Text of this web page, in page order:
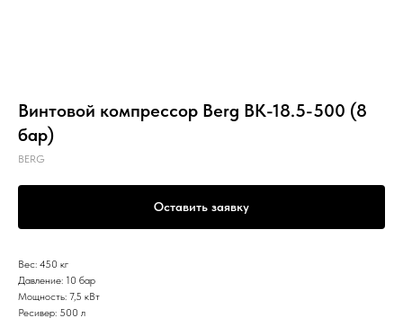
Винтовой компрессор Berg ВК-18.5-500 (8
бар)
BERG
Оставить заявку
Вес: 450 кг
Давление: 10 бар
Мощность: 7,5 кВт
Ресивер: 500 л